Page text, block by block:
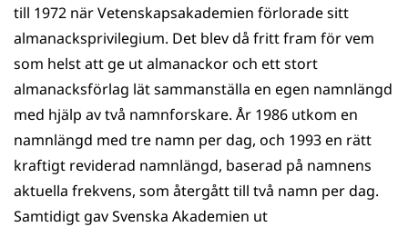
till 1972 när Vetenskapsakademien förlorade sitt
almanacksprivilegium. Det blev då fritt fram för vem
som helst att ge ut almanackor och ett stort
almanacksförlag lät sammanställa en egen namnlängd
med hjälp av två namnforskare. År 1986 utkom en
namnlängd med tre namn per dag, och 1993 en rätt
kraftigt reviderad namnlängd, baserad på namnens
aktuella frekvens, som återgått till två namn per dag.
Samtidigt gav Svenska Akademien ut